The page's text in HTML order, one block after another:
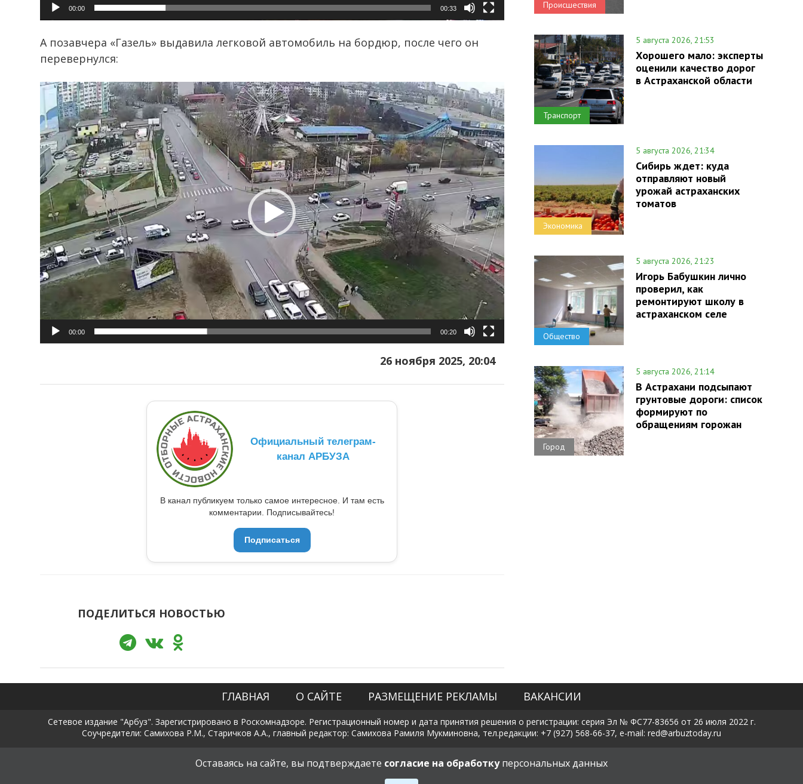
00:00 00:33
А позавчера «Газель» выдавила легковой автомобиль на бордюр, после чего он
перевернулся:
Видеоплеер
00:00 00:20
26 ноября 2025, 20:04
Официальный телеграм-
канал АРБУЗА
В канал публикуем только самое интересное. И там есть
комментарии. Подписывайтесь!
Подписаться
ПОДЕЛИТЬСЯ НОВОСТЬЮ
Происшествия
Транспорт
5 августа 2026, 21:53
Хорошего мало: эксперты
оценили качество дорог
в Астраханской области
Экономика
5 августа 2026, 21:34
Сибирь ждет: куда
отправляют новый
урожай астраханских
томатов
Общество
5 августа 2026, 21:23
Игорь Бабушкин лично
проверил, как
ремонтируют школу в
астраханском селе
Город
5 августа 2026, 21:14
В Астрахани подсыпают
грунтовые дороги: список
формируют по
обращениям горожан
ГЛАВНАЯ О САЙТЕ РАЗМЕЩЕНИЕ РЕКЛАМЫ ВАКАНСИИ
Сетевое издание "Арбуз". Зарегистрировано в Роскомнадзоре. Регистрационный номер и дата принятия решения о регистрации: серия Эл № ФС77-83656 от 26 июля 2022 г.
Соучредители: Самихова Р.М., Старичков А.А., главный редактор: Самихова Рамиля Мукминовна, тел.редакции: +7 (927) 568-66-37, e-mail: red@arbuztoday.ru
Оставаясь на сайте, вы подтверждаете согласие на обработкуперсональных данных